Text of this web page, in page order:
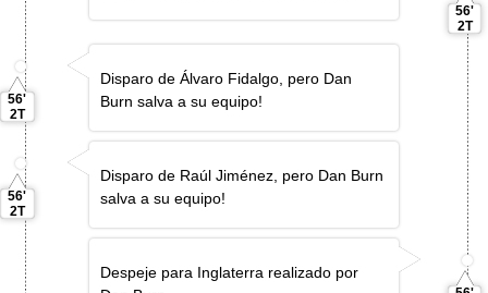
56'
2T
56'
2T
Disparo de Álvaro Fidalgo, pero Dan
Burn salva a su equipo!
56'
2T
Disparo de Raúl Jiménez, pero Dan Burn
salva a su equipo!
Despeje para Inglaterra realizado por